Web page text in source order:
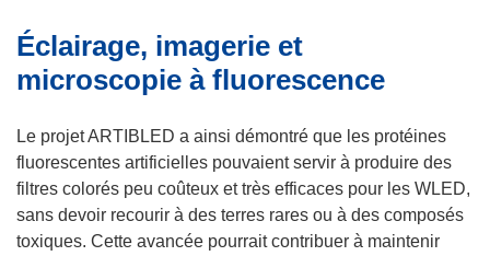
Éclairage, imagerie et
microscopie à fluorescence
Le projet ARTIBLED a ainsi démontré que les protéines
fluorescentes artificielles pouvaient servir à produire des
filtres colorés peu coûteux et très efficaces pour les WLED,
sans devoir recourir à des terres rares ou à des composés
toxiques. Cette avancée pourrait contribuer à maintenir